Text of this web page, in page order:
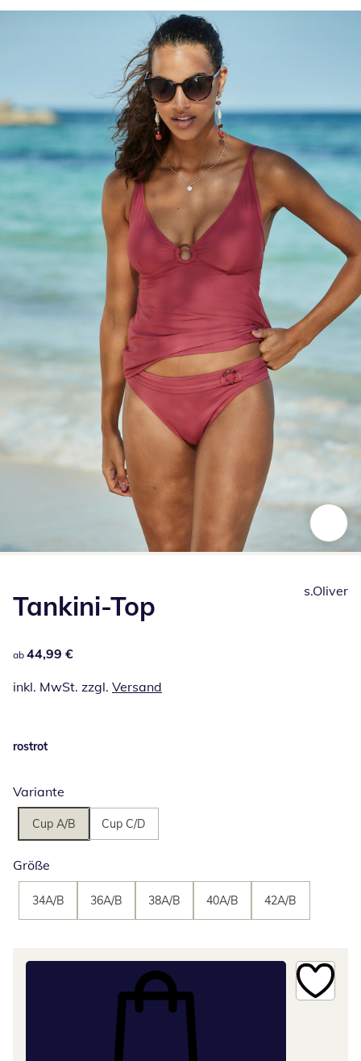
Tankini-Top
44,99 €
ab 44,99 €
inkl. MwSt. zzgl. Versand
s.Oliver
rostrot
Variante
Cup A/B Cup C/D
Größe
34A/B 36A/B 38A/B 40A/B 42A/B